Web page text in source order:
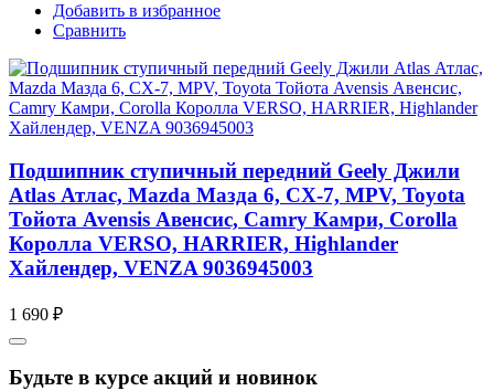
Добавить в избранное
Сравнить
Подшипник ступичный передний Geely Джили
Atlas Атлас, Mazda Мазда 6, CX-7, MPV, Toyota
Тойота Avensis Авенсис, Camry Камри, Corolla
Королла VERSO, HARRIER, Highlander
Хайлендер, VENZA 9036945003
1 690 ₽
Будьте в курсе акций и новинок